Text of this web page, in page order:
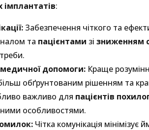
імплантатів:
Забезпечення чіткого та
та пацієнтами зізниженням
допомоги: Краще
обґрунтованим рішенням та
важливо для пацієнтів
особливостями.
Чітка комунікація мінімізує